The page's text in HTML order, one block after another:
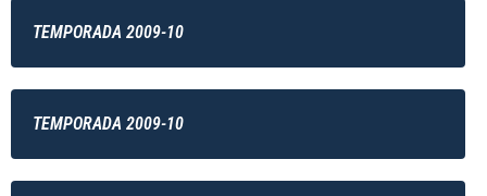
TEMPORADA 2009-10
TEMPORADA 2009-10